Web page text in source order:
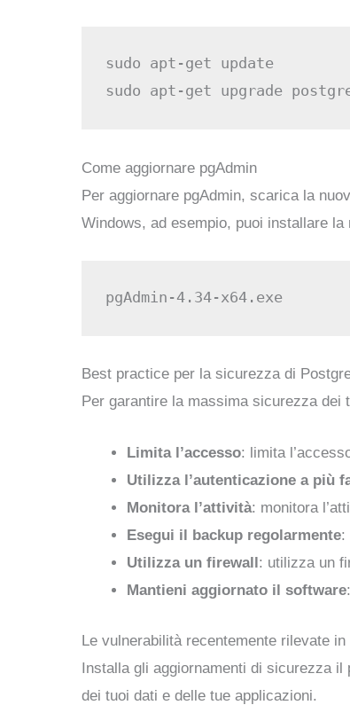
sudo apt-get update
Come aggiornare pgAdmin
Per aggiornare pgAdmin, scarica la
Windows, ad esempio, puoi installare
Best practice per la sicurezza di
Per garantire la massima sicurezza dei
Limita l’accesso: limita
Utilizza l’autenticazione a più
Monitora l’attività: monitora
Esegui il backup regolarmente:
Utilizza un firewall : utilizza un
Mantieni aggiornato il software
Le vulnerabilità recentemente rilevate
Installa gli aggiornamenti di sicurezza
dei tuoi dati e delle tue applicazioni.